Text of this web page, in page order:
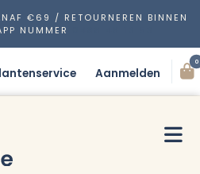
€69 / RETOURNEREN BINNEN
NUMMER
Aanmelden
0